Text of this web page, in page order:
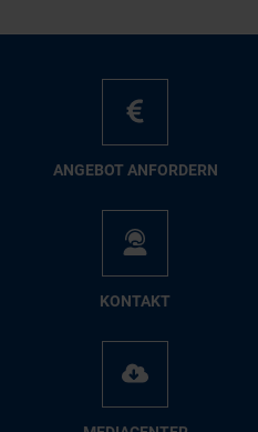
AN­GE­BOT AN­FOR­DERN
KON­TAKT